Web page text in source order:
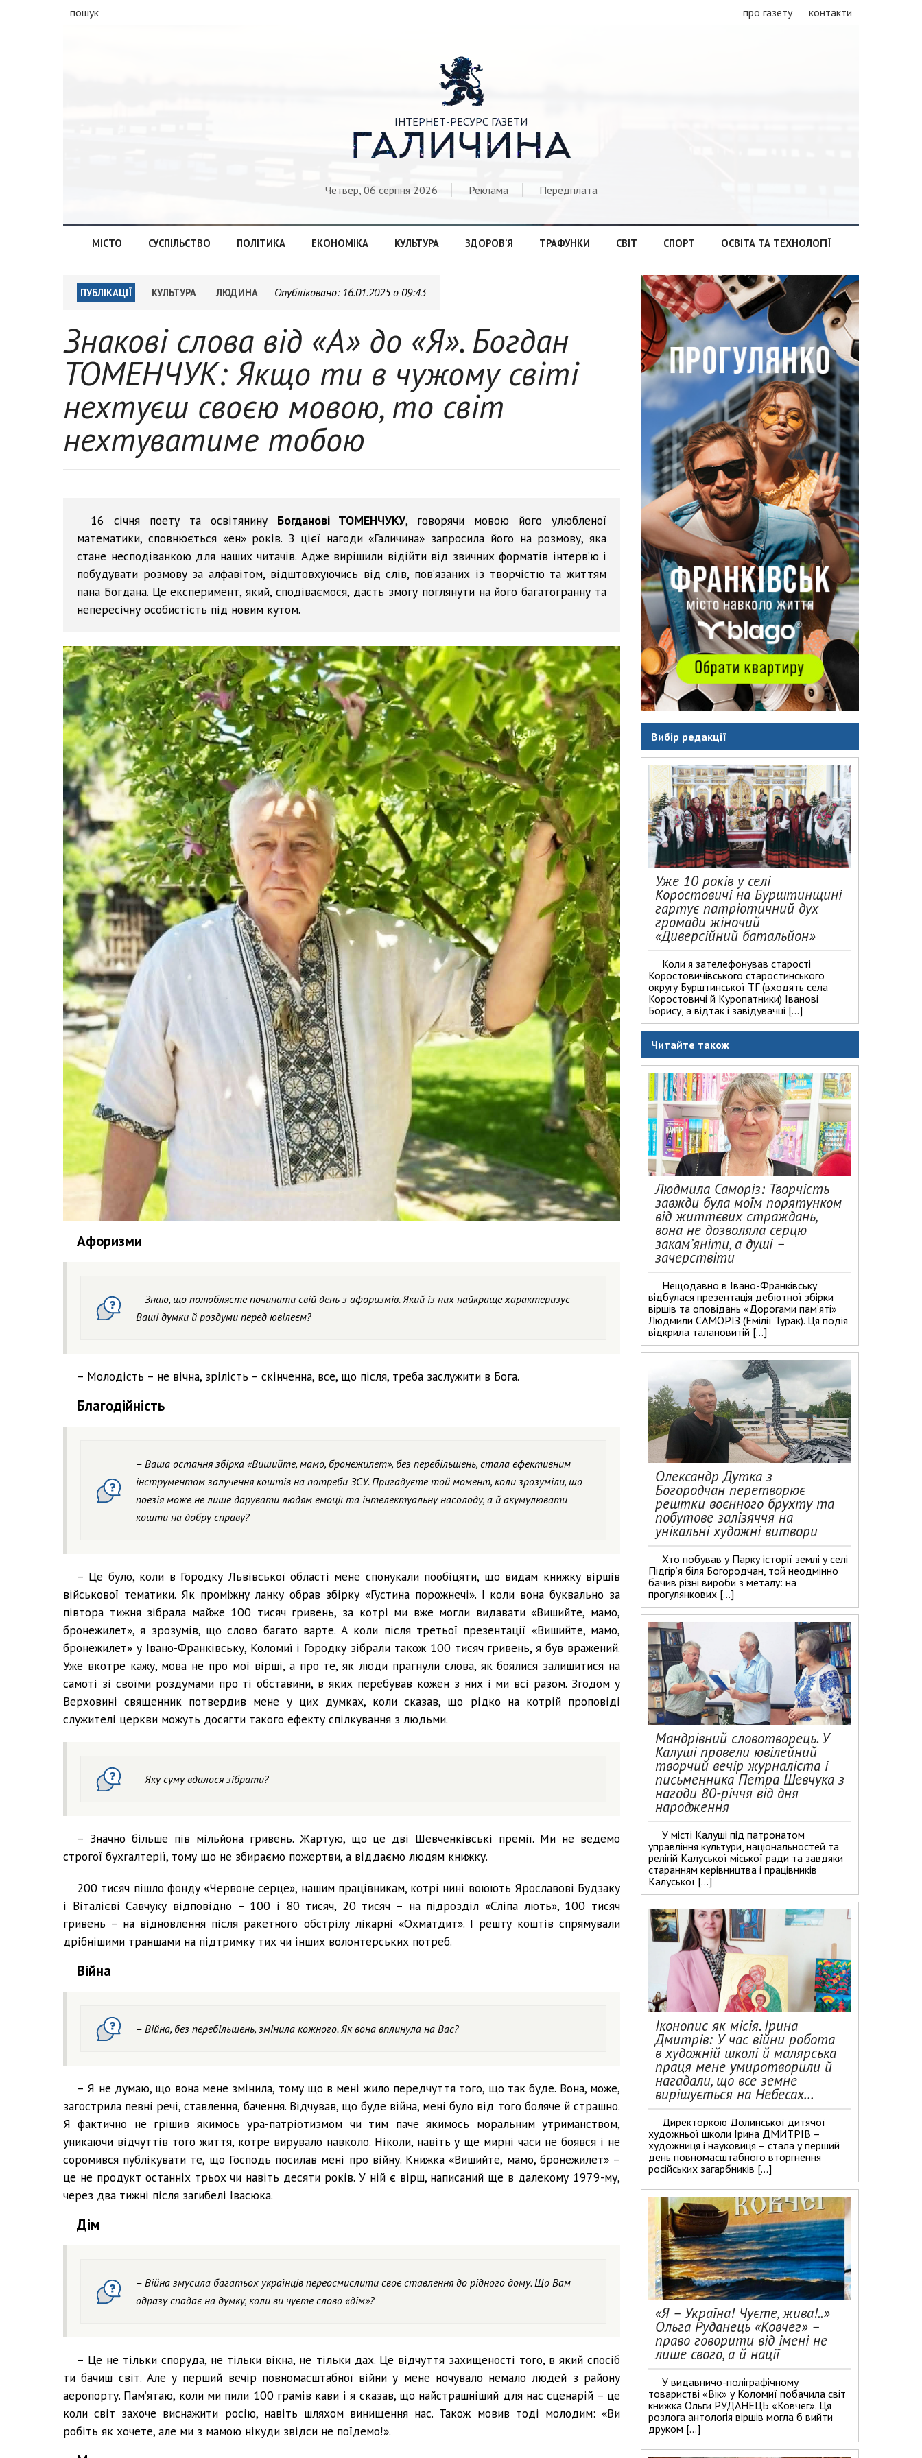
пошук про газету контакти

ІНТЕРНЕТ-РЕСУРС ГАЗЕТИ
ГАЛИЧИНА
Четвер, 06 серпня 2026 Реклама Передплата
МІСТО СУСПІЛЬСТВО ПОЛІТИКА ЕКОНОМІКА КУЛЬТУРА ЗДОРОВ’Я ТРАФУНКИ СВІТ СПОРТ ОСВІТА ТА ТЕХНОЛОГІЇ
ПУБЛІКАЦІЇ КУЛЬТУРА ЛЮДИНА Опубліковано: 16.01.2025 о 09:43
Знакові слова від «А» до «Я». Богдан
ТОМЕНЧУК: Якщо ти в чужому світі
нехтуєш своєю мовою, то світ
нехтуватиме тобою
16 січня поету та освітянину Богданові ТОМЕНЧУКУ, говорячи мовою його улюбленої
математики, сповнюється «ен» років. З цієї нагоди «Галичина» запросила його на розмову, яка
стане несподіванкою для наших читачів. Адже вирішили відійти від звичних форматів інтерв’ю і
побудувати розмову за алфавітом, відштовхуючись від слів, пов’язаних із творчістю та життям
пана Богдана. Це експеримент, який, сподіваємося, дасть змогу поглянути на його багатогранну та
непересічну особистість під новим кутом.
Афоризми
– Знаю, що полюбляєте починати свій день з афоризмів. Який із них найкраще характеризує
Ваші думки й роздуми перед ювілеєм?
– Молодість – не вічна, зрілість – скінченна, все, що після, треба заслужити в Бога.
Благодійність
– Ваша остання збірка «Вишийте, мамо, бронежилет», без перебільшень, стала ефективним
інструментом залучення коштів на потреби ЗСУ. Пригадуєте той момент, коли зрозуміли, що
поезія може не лише дарувати людям емоції та інтелектуальну насолоду, а й акумулювати
кошти на добру справу?
– Це було, коли в Городку Львівської області мене спонукали пообіцяти, що видам книжку віршів
військової тематики. Як проміжну ланку обрав збірку «Густина порожнечі». І коли вона буквально за
півтора тижня зібрала майже 100 тисяч гривень, за котрі ми вже могли видавати «Вишийте, мамо,
бронежилет», я зрозумів, що слово багато варте. А коли після третьої презентації «Вишийте, мамо,
бронежилет» у Івано-Франківську, Коломиї і Городку зібрали також 100 тисяч гривень, я був вражений.
Уже вкотре кажу, мова не про мої вірші, а про те, як люди прагнули слова, як боялися залишитися на
самоті зі своїми роздумами про ті обставини, в яких перебував кожен з них і ми всі разом. Згодом у
Верховині священник потвердив мене у цих думках, коли сказав, що рідко на котрій проповіді
служителі церкви можуть досягти такого ефекту спілкування з людьми.
– Яку суму вдалося зібрати?
– Значно більше пів мільйона гривень. Жартую, що це дві Шевченківські премії. Ми не ведемо
строгої бухгалтерії, тому що не збираємо пожертви, а віддаємо людям книжку.
200 тисяч пішло фонду «Червоне серце», нашим працівникам, котрі нині воюють Ярославові Будзаку
і Віталієві Савчуку відповідно – 100 і 80 тисяч, 20 тисяч – на підрозділ «Сліпа лють», 100 тисяч
гривень – на відновлення після ракетного обстрілу лікарні «Охматдит». І решту коштів спрямували
дрібнішими траншами на підтримку тих чи інших волонтерських потреб.
Війна
– Війна, без перебільшень, змінила кожного. Як вона вплинула на Вас?
– Я не думаю, що вона мене змінила, тому що в мені жило передчуття того, що так буде. Вона, може,
загострила певні речі, ставлення, бачення. Відчував, що буде війна, мені було від того боляче й страшно.
Я фактично не грішив якимось ура-патріотизмом чи тим паче якимось моральним утриманством,
уникаючи відчуттів того життя, котре вирувало навколо. Ніколи, навіть у ще мирні часи не боявся і не
соромився публікувати те, що Господь посилав мені про війну. Книжка «Вишийте, мамо, бронежилет» –
це не продукт останніх трьох чи навіть десяти років. У ній є вірш, написаний ще в далекому 1979-му,
через два тижні після загибелі Івасюка.
Дім
– Війна змусила багатьох українців переосмислити своє ставлення до рідного дому. Що Вам
одразу спадає на думку, коли ви чуєте слово «дім»?
– Це не тільки споруда, не тільки вікна, не тільки дах. Це відчуття захищеності того, в який спосіб
ти бачиш світ. Але у перший вечір повномасштабної війни у мене ночувало немало людей з району
аеропорту. Пам’ятаю, коли ми пили 100 грамів кави і я сказав, що найстрашніший для нас сценарій – це
коли світ захоче виснажити росію, навіть шляхом винищення нас. Також мовив тоді молодим: «Ви
робіть як хочете, але ми з мамою нікуди звідси не поїдемо!».
Вибір редакції
Уже 10 років у селі
Коростовичі на Бурштинщині
гартує патріотичний дух
громади жіночий
«Диверсійний батальйон»
Коли я зателефонував старості
Коростовичівського старостинського
округу Бурштинської ТГ (входять села
Коростовичі й Куропатники) Іванові
Борису, а відтак і завідувачці […]
Читайте також
Людмила Саморіз: Творчість
завжди була моїм порятунком
від життєвих страждань,
вона не дозволяла серцю
закам’яніти, а душі –
зачерствіти
Нещодавно в Івано-Франківську
відбулася презентація дебютної збірки
віршів та оповідань «Дорогами пам’яті»
Людмили САМОРІЗ (Емілії Турак). Ця подія
відкрила талановитій […]
Олександр Дутка з
Богородчан перетворює
рештки воєнного брухту та
побутове залізяччя на
унікальні художні витвори
Хто побував у Парку історії землі у селі
Підгір’я біля Богородчан, той неодмінно
бачив різні вироби з металу: на
прогулянкових […]
Мандрівний словотворець. У
Калуші провели ювілейний
творчий вечір журналіста і
письменника Петра Шевчука з
нагоди 80-річчя від дня
народження
У місті Калуші під патронатом
управління культури, національностей та
релігій Калуської міської ради та завдяки
старанням керівництва і працівників
Калуської […]
Іконопис як місія. Ірина
Дмитрів: У час війни робота
в художній школі й малярська
праця мене умиротворили й
нагадали, що все земне
вирішується на Небесах…
Директоркою Долинської дитячої
художньої школи Ірина ДМИТРІВ –
художниця і науковиця – стала у перший
день повномасштабного вторгнення
російських загарбників […]
«Я – Україна! Чуєте, жива!..»
Ольга Руданець «Ковчег» –
право говорити від імені не
лише свого, а й нації
У видавничо-поліграфічному
товаристві «Вік» у Коломиї побачила світ
книжка Ольги РУДАНЕЦЬ «Ковчег». Ця
розлога антологія віршів могла б вийти
друком […]